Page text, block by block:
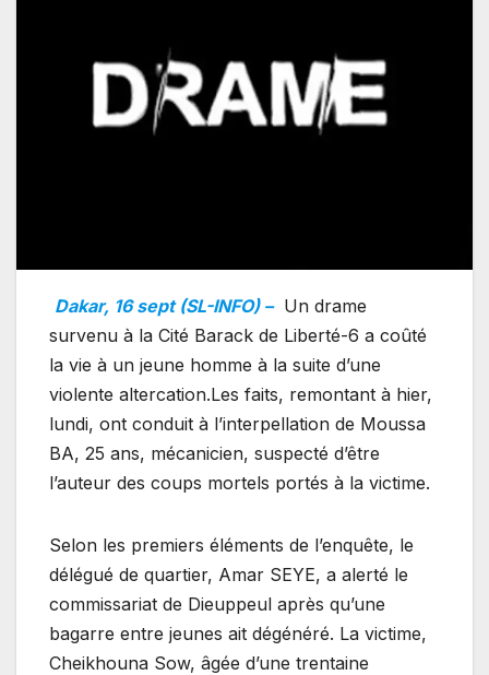
Dakar, 16 sept (SL-INFO) – Un drame
survenu à la Cité Barack de Liberté-6 a coûté
la vie à un jeune homme à la suite d’une
violente altercation.Les faits, remontant à hier,
lundi, ont conduit à l’interpellation de Moussa
BA, 25 ans, mécanicien, suspecté d’être
l’auteur des coups mortels portés à la victime.
Selon les premiers éléments de l’enquête, le
délégué de quartier, Amar SEYE, a alerté le
commissariat de Dieuppeul après qu’une
bagarre entre jeunes ait dégénéré. La victime,
Cheikhouna Sow, âgée d’une trentaine